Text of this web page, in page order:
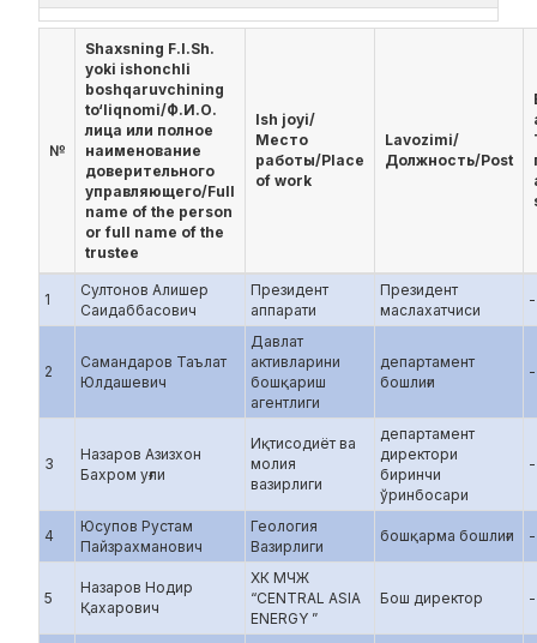
№
Shaxsning F.I.Sh.
yoki ishonchli
boshqaruvchining
to‘liqnomi/Ф.И.О.
лица или полное
наименование
доверительного
управляющего/Full
name of the person
or full name of the
trustee
Ish joyi/
Место
работы/Place
of work
Lavozimi/
Должность/Post
1
Султонов Алишер
Саидаббасович
Президент
аппарати
Президент
маслахатчиси
-
2
Самандаров Таълат
Юлдашевич
Давлат
активларини
бошқариш
агентлиги
департамент
бошлиғи
-
3
Назаров Азизхон
Бахром уғли
Иқтисодиёт ва
молия
вазирлиги
департамент
директори
биринчи
ўринбосари
-
4
Юсупов Рустам
Пайзрахманович
Геология
Вазирлиги
бошқарма бошлиғи -
5
Назаров Нодир
Қахарович
ХК МЧЖ
“CENTRAL ASIA
ENERGY ”
Бош директор -